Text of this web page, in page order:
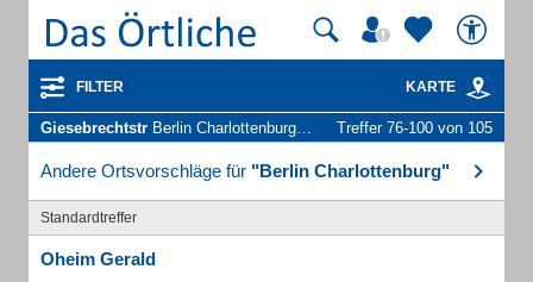
FILTER KARTE
Giesebrechtstr Berlin Charlottenburg - Unternehmen und Personen Treffer 76-100 von 105
Andere Ortsvorschläge für "Berlin Charlottenburg"
Standardtreffer
Oheim Gerald